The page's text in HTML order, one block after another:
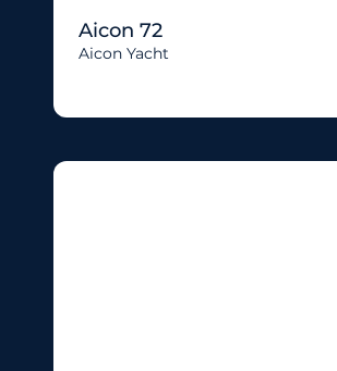
Aicon 72
Aicon Yacht